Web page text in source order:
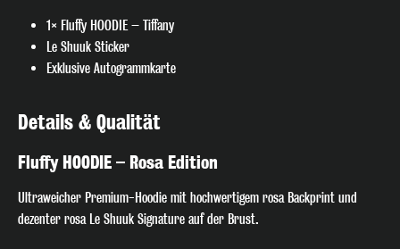
1× Fluffy HOODIE – Tiffany
Le Shuuk Sticker
Exklusive Autogrammkarte
Details & Qualität
Fluffy HOODIE – Rosa Edition
Ultraweicher Premium-Hoodie mit hochwertigem rosa Backprint und
dezenter rosa Le Shuuk Signature auf der Brust.
🎧 Join the Beat!
Melde dich jetzt für unseren Newsletter an und verpasse keinen
exklusiven Track-Release, Gig-Termin oder Special Deal mehr. Hol